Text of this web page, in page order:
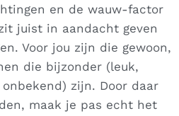
en de wauw-factor
juist in aandacht geven
Voor jou zijn die gewoon,
die bijzonder (leuk,
zijn. Door daar
maak je pas echt het